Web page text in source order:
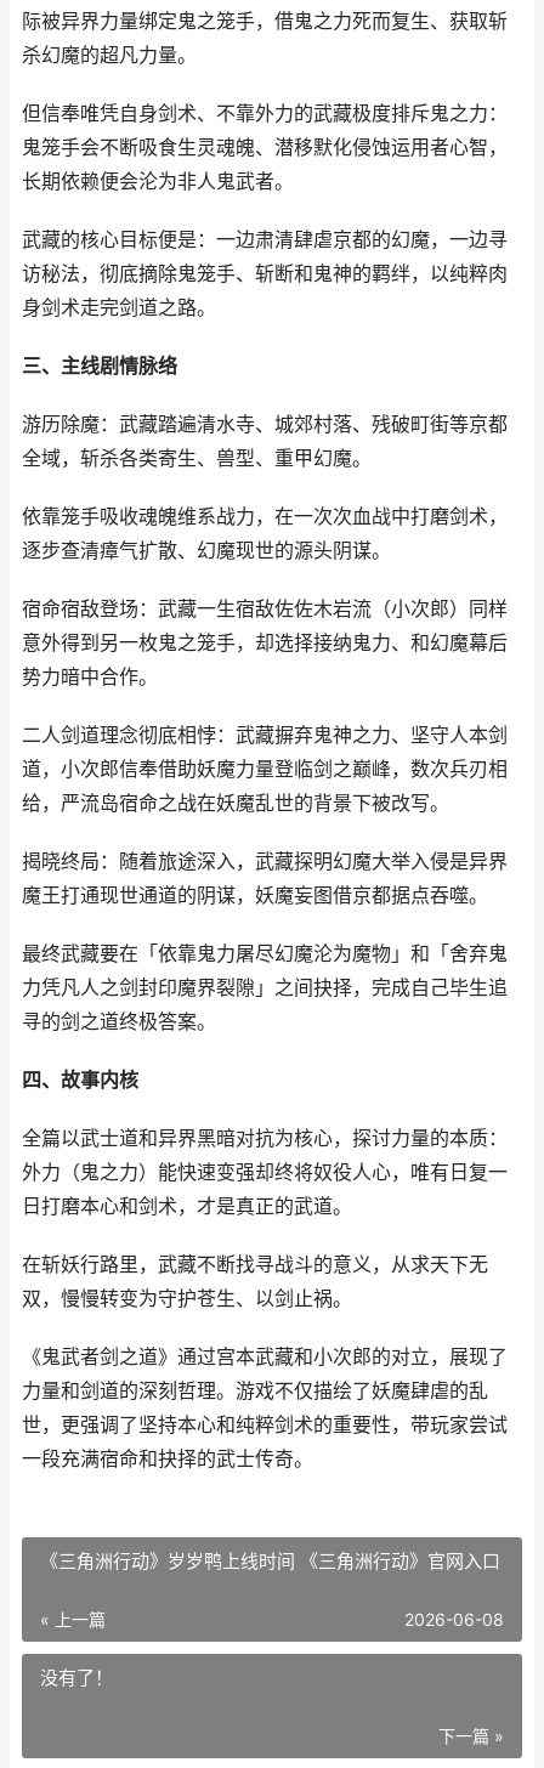
际被异界力量绑定鬼之笼手，借鬼之力死而复生、获取斩
杀幻魔的超凡力量。
但信奉唯凭自身剑术、不靠外力的武藏极度排斥鬼之力：
鬼笼手会不断吸食生灵魂魄、潜移默化侵蚀运用者心智，
长期依赖便会沦为非人鬼武者。
武藏的核心目标便是：一边肃清肆虐京都的幻魔，一边寻
访秘法，彻底摘除鬼笼手、斩断和鬼神的羁绊，以纯粹肉
身剑术走完剑道之路。
三、主线剧情脉络
游历除魔：武藏踏遍清水寺、城郊村落、残破町街等京都
全域，斩杀各类寄生、兽型、重甲幻魔。
依靠笼手吸收魂魄维系战力，在一次次血战中打磨剑术，
逐步查清瘴气扩散、幻魔现世的源头阴谋。
宿命宿敌登场：武藏一生宿敌佐佐木岩流（小次郎）同样
意外得到另一枚鬼之笼手，却选择接纳鬼力、和幻魔幕后
势力暗中合作。
二人剑道理念彻底相悖：武藏摒弃鬼神之力、坚守人本剑
道，小次郎信奉借助妖魔力量登临剑之巅峰，数次兵刃相
给，严流岛宿命之战在妖魔乱世的背景下被改写。
揭晓终局：随着旅途深入，武藏探明幻魔大举入侵是异界
魔王打通现世通道的阴谋，妖魔妄图借京都据点吞噬。
最终武藏要在「依靠鬼力屠尽幻魔沦为魔物」和「舍弃鬼
力凭凡人之剑封印魔界裂隙」之间抉择，完成自己毕生追
寻的剑之道终极答案。
四、故事内核
全篇以武士道和异界黑暗对抗为核心，探讨力量的本质：
外力（鬼之力）能快速变强却终将奴役人心，唯有日复一
日打磨本心和剑术，才是真正的武道。
在斩妖行路里，武藏不断找寻战斗的意义，从求天下无
双，慢慢转变为守护苍生、以剑止祸。
《鬼武者剑之道》通过宫本武藏和小次郎的对立，展现了
力量和剑道的深刻哲理。游戏不仅描绘了妖魔肆虐的乱
世，更强调了坚持本心和纯粹剑术的重要性，带玩家尝试
一段充满宿命和抉择的武士传奇。
《三角洲行动》岁岁鸭上线时间 《三角洲行动》官网入口
« 上一篇 2026-06-08
没有了！
下一篇 »